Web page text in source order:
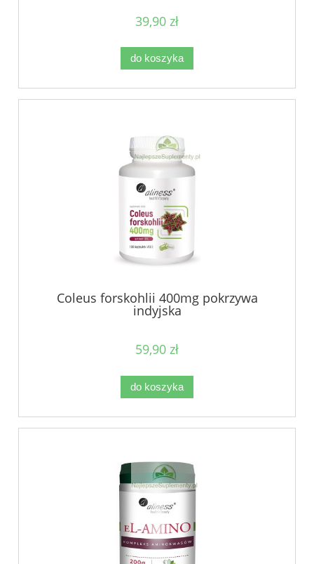
39,90 zł
do koszyka
Coleus forskohlii 400mg pokrzywa
indyjska
59,90 zł
do koszyka